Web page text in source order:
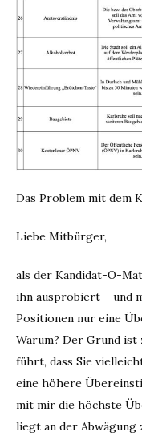
Das Problem mit dem
Liebe Mitbürger,
als der Kandidat-O-
ihn ausprobiert – und
Positionen nur eine
Warum? Der Grund ist
führt, dass Sie
eine höhere
mit mir die höchste
liegt an der Abwägung